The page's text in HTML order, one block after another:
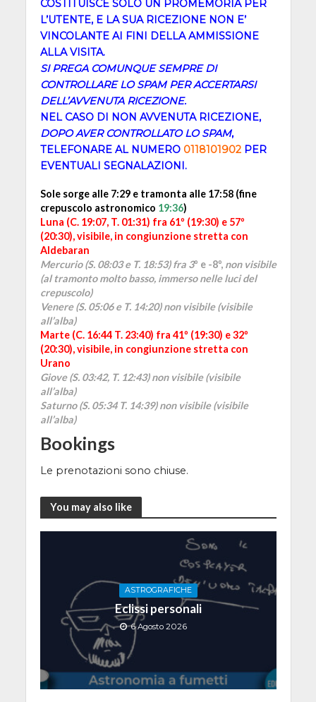
COSTITUISCE SOLO UN PROMEMORIA PER
L’UTENTE, E LA SUA RICEZIONE NON E’
VINCOLANTE AI FINI DELLA AMMISSIONE
ALLA VISITA.
SI PREGA COMUNQUE SEMPRE DI
CONTROLLARE LO SPAM PER ACCERTARSI
DELL’AVVENUTA RICEZIONE.
NEL CASO DI NON AVVENUTA RICEZIONE,
DOPO AVER CONTROLLATO LO SPAM,
TELEFONARE AL NUMERO 0118101902PER
EVENTUALI SEGNALAZIONI.
Sole sorge alle 7:29 e tramonta alle 17:58 (fine
crepuscolo astronomico 19:36)
Luna (C. 19:07, T. 01:31) fra 61º (19:30) e 57º
(20:30), visibile, in congiunzione stretta con
Aldebaran
Mercurio (S. 08:03 e T. 18:53)fra 3º e -8º, non visibile
(al tramonto molto basso, immerso nelle luci del
crepuscolo)
Venere (S. 05:06 e T. 14:20) non visibile (visibile
all’alba)
Marte (C. 16:44 T. 23:40) fra 41º (19:30) e 32º
(20:30), visibile, in congiunzione stretta con
Urano
Giove (S. 03:42, T. 12:43) non visibile (visibile
all’alba)
Saturno (S. 05:34 T. 14:39) non visibile (visibile
all’alba)
Bookings
Le prenotazioni sono chiuse.
You may also like
ASTROGRAFICHE
Eclissi personali
6 Agosto 2026